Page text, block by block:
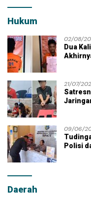
Hukum
02/08/
Dua
21/07/
09/06/
Polisi
Daerah